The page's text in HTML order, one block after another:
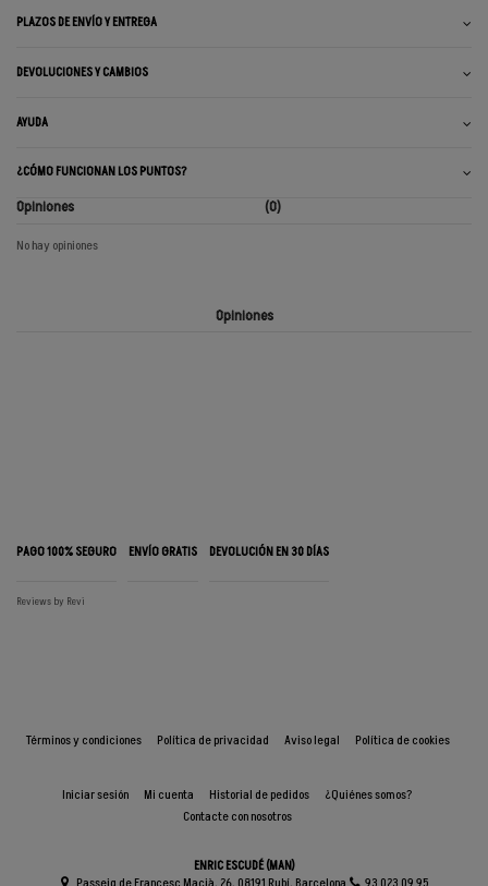
PLAZOS DE ENVÍO Y ENTREGA
DEVOLUCIONES Y CAMBIOS
AYUDA
¿CÓMO FUNCIONAN LOS PUNTOS?
Opiniones (0)
No hay opiniones
Opiniones
PAGO 100% SEGURO ENVÍO GRATIS DEVOLUCIÓN EN 30 DÍAS
Reviews by Revi
Términos y condiciones Política de privacidad Aviso legal Política de cookies
Iniciar sesión Mi cuenta Historial de pedidos
¿Quiénes somos?
Contacte con nosotros
ENRIC ESCUDÉ (MAN)